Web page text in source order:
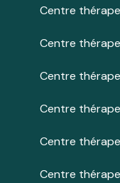
Centre
Centre
Centre
Centre
Centre
Centre